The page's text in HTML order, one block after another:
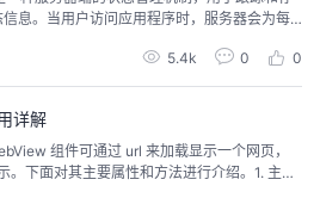
息。当用户访问应用程序时，服务器会为每
。会话数据存储在服务器上，可以包含用户
等。Cookie（HTTP Cookie）："Cookie"是...
5.4k 0 0
详解
组件可通过 url 来加载显示一个网页，
。下面对其主要属性和方法进行介绍。1. 主要